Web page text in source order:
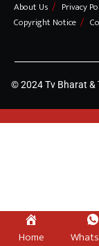
About Us Privacy
Copyright Notice
© 2024 Tv Bharat &
Home